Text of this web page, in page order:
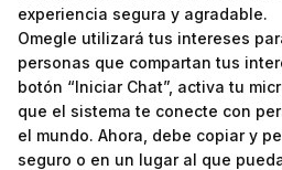
experiencia segura y agradable.
Omegle utilizará tus intereses
personas que compartan tus
botón “Iniciar Chat”, activa tu
que el sistema te conecte con
el mundo. Ahora, debe copiar y
seguro o en un lugar al que